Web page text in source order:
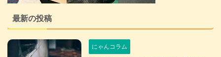
最新の投稿
にゃんコラム